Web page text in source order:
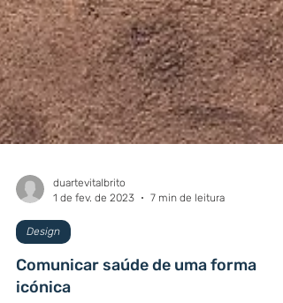
duartevitalbrito
1 de fev. de 2023
Design